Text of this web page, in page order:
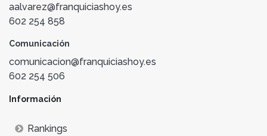
aalvarez@franquiciashoy.es
602 254 858
Comunicación
comunicacion@franquiciashoy.es
602 254 506
Información
Rankings